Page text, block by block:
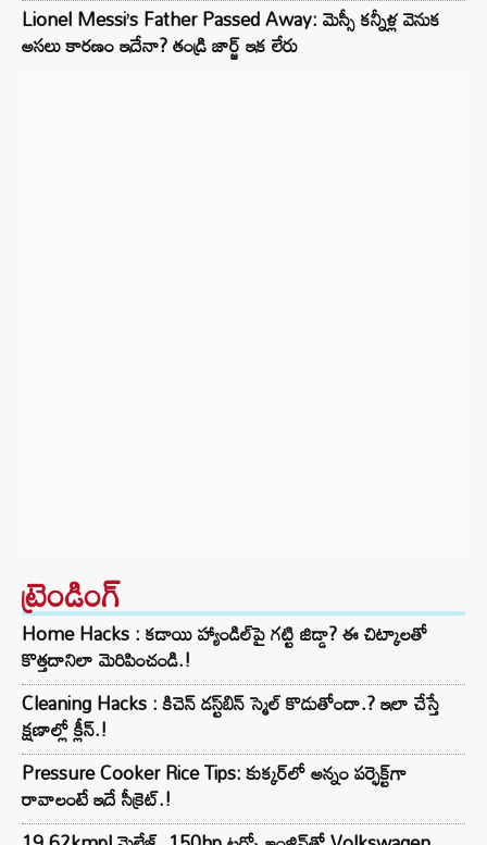
Lionel Messi’s Father Passed Away: మెస్సీ కన్నీళ్ల వెనుక
అసలు కారణం ఇదేనా? తండ్రి జార్జ్ ఇక లేరు
ట్రెండింగ్‌
Home Hacks : కడాయి హ్యాండిల్‌పై గట్టి జిడ్డా? ఈ చిట్కాలతో
కొత్తదానిలా మెరిపించండి.!
Cleaning Hacks : కిచెన్ డస్ట్‌బిన్ స్మెల్ కొడుతోందా.? ఇలా చేస్తే
క్షణాల్లో క్లీన్.!
Pressure Cooker Rice Tips: కుక్కర్‌లో అన్నం పర్ఫెక్ట్‌గా
రావాలంటే ఇదే సీక్రెట్.!